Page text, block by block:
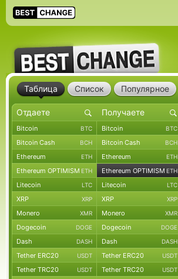
Таблица Список Популярное
Bitcoin BTC Bitcoin BTC
Bitcoin Cash BCH Bitcoin Cash BCH
Ethereum ETH Ethereum ETH
Ethereum OPTIMISM ETH Ethereum OPTIMISM ETH
Litecoin LTC Litecoin LTC
XRP XRP XRP XRP
Monero XMR Monero XMR
Dogecoin DOGE Dogecoin DOGE
Dash DASH Dash DASH
Tether ERC20 USDT Tether ERC20 USDT
Tether TRC20 USDT Tether TRC20 USDT